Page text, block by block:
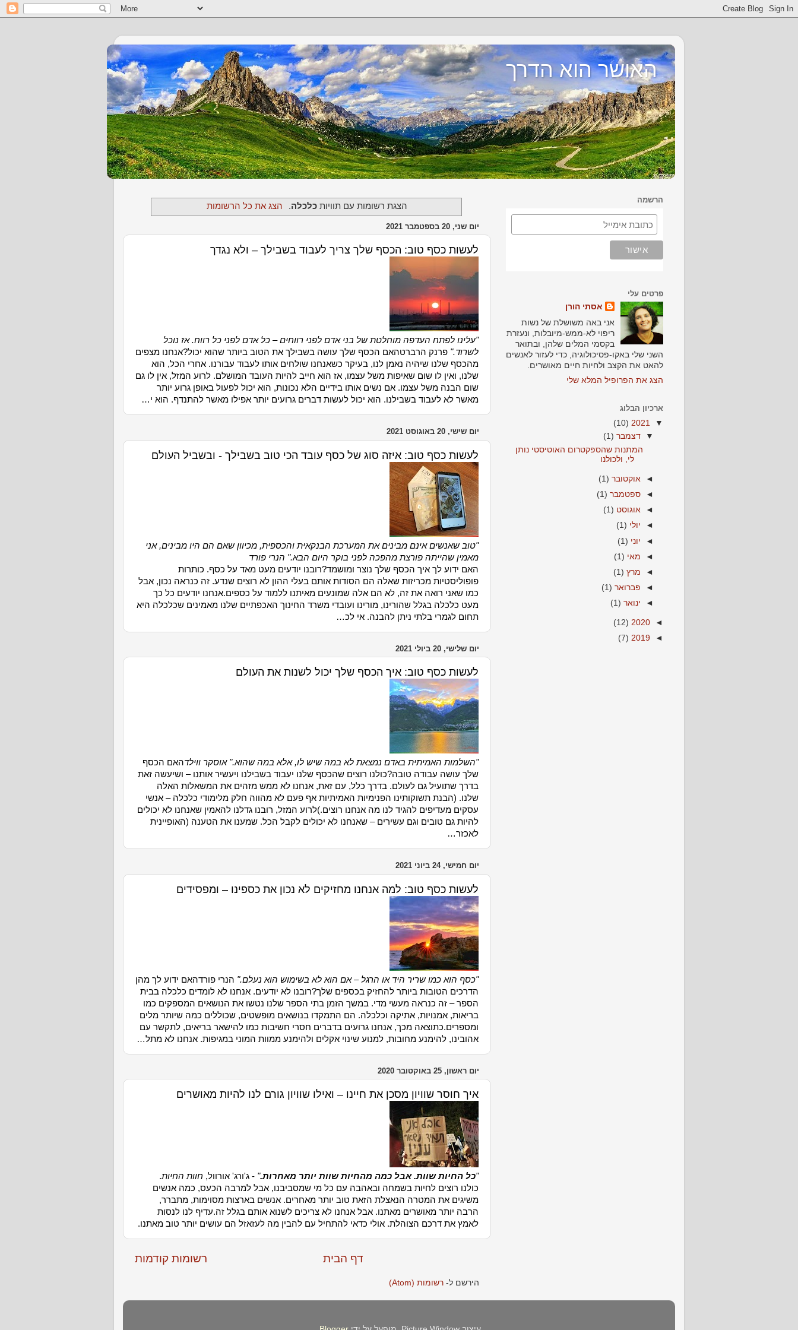
האושר הוא הדרך
‏הצגת רשומות עם תוויותכלכלה. הצג את כל הרשומות
יום שני, 20 בספטמבר 2021
לעשות כסף טוב: הכסף שלך צריך לעבוד בשבילך – ולא נגדך
"עלינו לפתח העדפה מוחלטת של בני אדם לפני רווחים – כל אדם לפני כל רווח. אז נוכל
לשרוד." פרנק הרברטהאם הכסף שלך עושה בשבילך את הטוב ביותר שהוא יכול?אנחנו מצפים
מהכסף שלנו שיהיה נאמן לנו, בעיקר כשאנחנו שולחים אותו לעבוד עבורנו. אחרי הכל, הוא
שלנו, ואין לו שום שאיפות משל עצמו, אז הוא חייב להיות העובד המושלם. לרוע המזל, אין לו גם
שום הבנה משל עצמו. אם נשים אותו בידיים הלא נכונות, הוא יכול לפעול באופן גרוע יותר
מאשר לא לעבוד בשבילנו. הוא יכול לעשות דברים גרועים יותר אפילו מאשר להתנדף. הוא י…
יום שישי, 20 באוגוסט 2021
לעשות כסף טוב: איזה סוג של כסף עובד הכי טוב בשבילך - ובשביל העולם
"טוב שאנשים אינם מבינים את המערכת הבנקאית והכספית, מכיוון שאם הם היו מבינים, אני
מאמין שהייתה פורצת מהפכה לפני בוקר היום הבא." הנרי פורד
האם ידוע לך איך הכסף שלך נוצר ומושמד?רובנו יודעים מעט מאד על כסף. כותרות
פופוליסטיות מכריזות שאלה הם הסודות אותם בעלי ההון לא רוצים שנדע. זה כנראה נכון, אבל
כמו שאני רואה את זה, לא הם אלה שמונעים מאיתנו ללמוד על כספים.אנחנו יודעים כל כך
מעט כלכלה בגלל שהורינו, מורינו ועובדי משרד החינוך האכפתיים שלנו מאמינים שכלכלה היא
תחום לגמרי בלתי ניתן להבנה. אי לכ…
יום שלישי, 20 ביולי 2021
לעשות כסף טוב: איך הכסף שלך יכול לשנות את העולם
"השלמות האמיתית באדם נמצאת לא במה שיש לו, אלא במה שהוא." אוסקר ווילדהאם הכסף
שלך עושה עבודה טובה?כולנו רוצים שהכסף שלנו יעבוד בשבילנו ויעשיר אותנו – ושיעשה זאת
בדרך שתועיל גם לעולם. בדרך כלל, עם זאת, אנחנו לא ממש מזהים את המשאלות האלה
שלנו. (הבנת תשוקותינו הפנימיות האמיתיות אף פעם לא מהווה חלק מלימודי כלכלה – אנשי
עסקים מעדיפים להגיד לנו מה אנחנו רוצים.)לרוע המזל, רובנו גדלנו להאמין שאנחנו לא יכולים
להיות גם טובים וגם עשירים – שאנחנו לא יכולים לקבל הכל. שמענו את הטענה (האופיינית
לאכזר…
יום חמישי, 24 ביוני 2021
לעשות כסף טוב: למה אנחנו מחזיקים לא נכון את כספינו – ומפסידים
"כסף הוא כמו שריר היד או הרגל – אם הוא לא בשימוש הוא נעלם." הנרי פורדהאם ידוע לך מהן
הדרכים הטובות ביותר להחזיק בכספים שלך?רובנו לא יודעים. אנחנו לא לומדים כלכלה בבית
הספר – זה כנראה מעשי מדי. במשך הזמן בתי הספר שלנו נטשו את הנושאים המספקים כמו
בריאות, אמנויות, אתיקה וכלכלה. הם התמקדו בנושאים מופשטים, שכוללים כמה שיותר מלים
ומספרים.כתוצאה מכך, אנחנו גרועים בדברים חסרי חשיבות כמו להישאר בריאים, לתקשר עם
אהובינו, להימנע מחובות, למנוע שינוי אקלים ולהימנע ממוות המוני במגיפות. אנחנו לא מתל…
יום ראשון, 25 באוקטובר 2020
איך חוסר שוויון מסכן את חיינו – ואילו שוויון גורם לנו להיות מאושרים
"כל החיות שוות. אבל כמה מהחיות שוות יותר מאחרות." - ג'ורג' אורוול, חוות החיות.
כולנו רוצים לחיות בשמחה ובאהבה עם כל מי שמסביבנו, אבל למרבה הכעס, כמה אנשים
משיגים את המטרה הנאצלת הזאת טוב יותר מאחרים. אנשים בארצות מסוימות, מתברר,
הרבה יותר מאושרים מאתנו. אבל אנחנו לא צריכים לשנוא אותם בגלל זה.עדיף לנו לנסות
לאמץ את דרכם הצוהלת. אולי כדאי להתחיל עם להבין מה לעזאזל הם עושים יותר טוב מאתנו.
רשומות קודמות דף הבית
הירשם ל- רשומות (Atom)
הרשמה
פרטים עלי
אסתי הורן
אני באה משושלת של נשות
ריפוי לא-ממש-מיובלות, ונעזרת
בקסמי המלים שלהן, ובתואר
השני שלי באקו-פסיכולוגיה, כדי לעזור לאנשים
להאט את הקצב ולחיות חיים מאושרים.
הצג את הפרופיל המלא שלי
ארכיון הבלוג
▼
2021
(10)
▼דצמבר (1)
המתנות שהספקטרום האוטיסטי נותן
לי, ולכולנו
◄אוקטובר (1)
◄ספטמבר (1)
◄אוגוסט (1)
◄ יולי (1)
◄ יוני (1)
◄ מאי (1)
◄ מרץ (1)
◄ פברואר (1)
◄ ינואר (1)
◄
2020
(12)
◄
2019
(7)